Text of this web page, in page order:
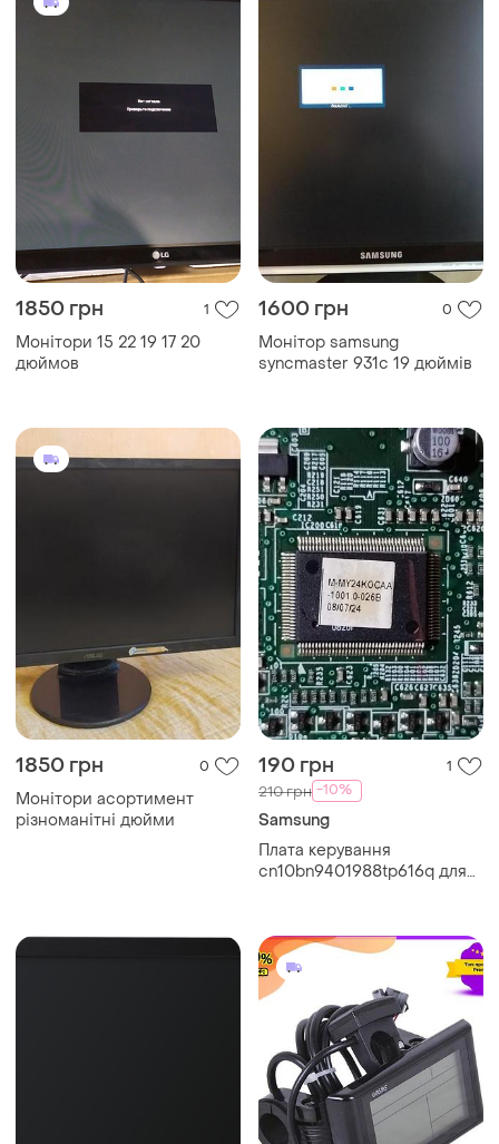
1850 грн 1
Монітори 15 22 19 17 20
дюймов
1600 грн 0
Монітор samsung
syncmaster 931c 19 дюймів
1850 грн 0
Монітори асортимент
різноманітні дюйми
190 грн 1
210 грн -10%
Samsung
Плата керування
cn10bn9401988tp616q для